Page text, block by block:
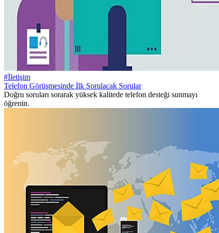
#İletişim
Telefon Görüşmesinde İlk Sorulacak Sorular
Doğru soruları sorarak yüksek kalitede telefon desteği sunmayı
öğrenin.